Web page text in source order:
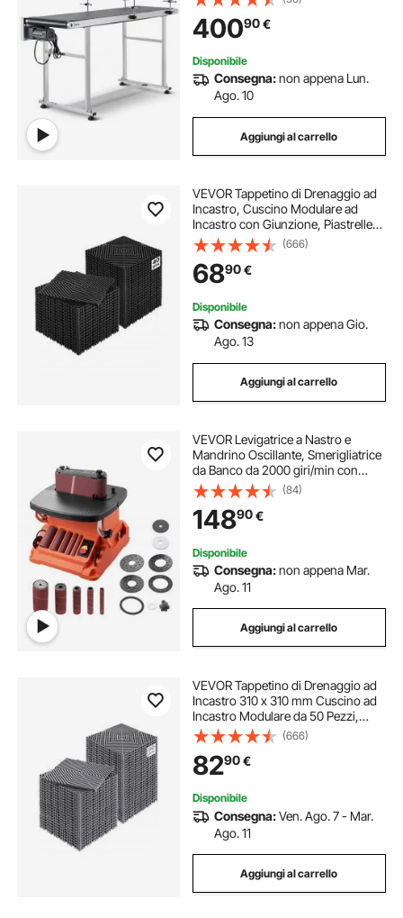
PVC velocità regolabile, Doppia
ringhiera, Trasportatore a nastro
40090€
Disponibile
Consegna:non appena Lun.
Ago. 10
Aggiungi al carrello
VEVOR Tappetino di Drenaggio ad
Incastro, Cuscino Modulare ad
Incastro con Giunzione, Piastrelle
per Pavimenti Antiscivolo e
Tappetino per Doccia Garage
Giardino Cucina 310 x 310 mm 40
Pezzi Nero
(666)
6890€
Disponibile
Consegna:non appena Gio.
Ago. 13
Aggiungi al carrello
VEVOR Levigatrice a Nastro e
Mandrino Oscillante, Smerigliatrice
da Banco da 2000 giri/min con
Corsa da 16 mm, 5 Manicotti 12,7-
50,8 mm e Nastro Abrasivo da 610
x 98 mm per Lavorazione del Legno
(84)
14890€
Disponibile
Consegna:non appena Mar.
Ago. 11
Aggiungi al carrello
VEVOR Tappetino di Drenaggio ad
Incastro 310 x 310 mm Cuscino ad
Incastro Modulare da 50 Pezzi,
Piastrelle per Pavimenti di
Drenaggio Grigio Antiscivolo e
Tappetino per Doccia, per Garage
Giardino
(666)
8290€
Disponibile
Consegna:Ven. Ago. 7 - Mar.
Ago. 11
Aggiungi al carrello